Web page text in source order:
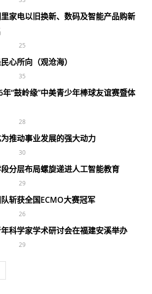
家电以旧换新、数码及智能产品购新
25
心所向（观沧海）
35
“鼓岭缘”中美青少年棒球友谊赛暨体
28
推动事业发展的强大动力
30
分层布局螺旋递进人工智能教育
29
斩获全国ECMO大赛冠军
26
科学家学术研讨会在福建安溪举办
29